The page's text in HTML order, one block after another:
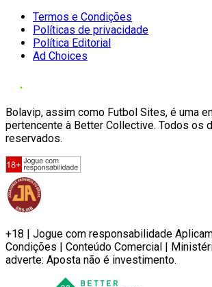
Termos e Condições
Políticas de privacidade
Política Editorial
Ad Choices
Bolavip, assim como Futbol Sites, é uma
pertencente à Better Collective. Todos os
reservados.
+18 | Jogue com responsabilidade
Condições | Conteúdo Comercial |
adverte: Aposta não é investimento.